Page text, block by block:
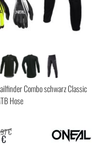
Combo schwarz Classic
Hose
€